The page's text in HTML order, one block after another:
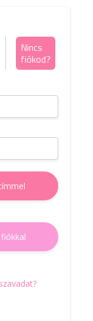
Nincs
fiókod?